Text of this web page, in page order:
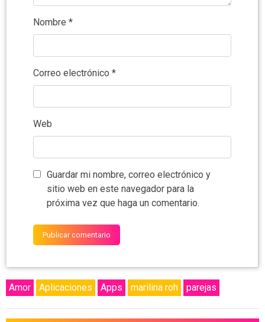
Nombre *
Correo electrónico *
Web
Guardar mi nombre, correo electrónico y
sitio web en este navegador para la
próxima vez que haga un comentario.
Amor Aplicaciones Apps marilina roh parejas